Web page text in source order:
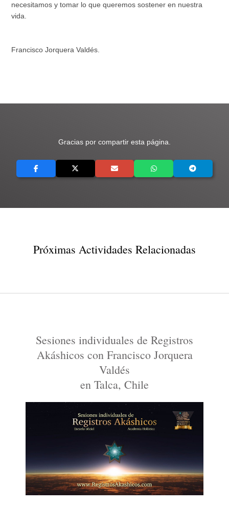
necesitamos y tomar lo que queremos sostener en nuestra
vida.
Francisco Jorquera Valdés.
Gracias por compartir esta página.
Próximas Actividades Relacionadas
Sesiones individuales de Registros
Akáshicos con Francisco Jorquera
Valdés
en Talca, Chile